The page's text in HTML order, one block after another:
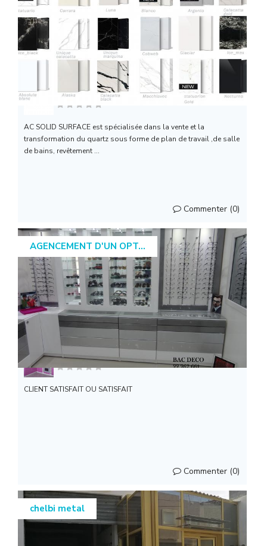
AC SOLID SURFACE ( Coria...
AC SOLID SURFACE est spécialisée dans la vente et la
transformation du quartz sous forme de plan de travail ,de salle
de bains, revêtement ...
Commenter (0)
AGENCEMENT D'UN OPT...
STE BAC DECO
CLIENT SATISFAIT OU SATISFAIT
Commenter (0)
chelbi metal